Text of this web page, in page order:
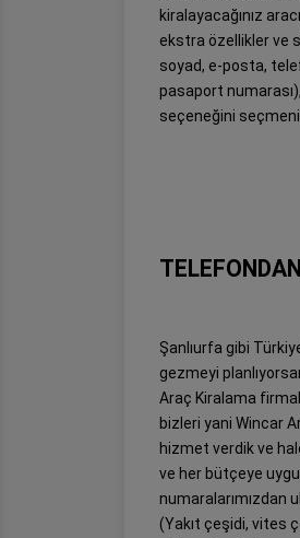
kiralayacağınız
ekstra özellikler ve
soyad, e-posta,
pasaport
seçeneğini
Şanlıurfa gibi
gezmeyi
Araç Kiralama
bizleri yani Wincar
hizmet verdik ve
ve her bütçeye
numaralarımızdan
(Yakıt çeşidi, vites